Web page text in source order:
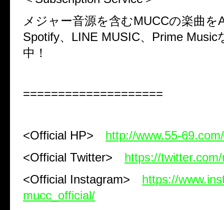
メジャー音源を含むMUCCの楽曲を
Spotify、 LINE MUSIC、 Prime Music
中！
====================
<Official HP>
http://www.55-69.com/
<Official Twitter>
https://
<Official Instagram>
https://
mucc_official/